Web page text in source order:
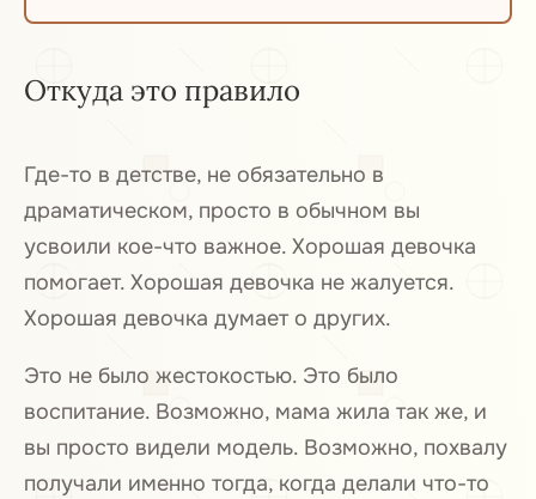
Откуда это правило
Где-то в детстве, не обязательно в
драматическом, просто в обычном вы
усвоили кое-что важное. Хорошая девочка
помогает. Хорошая девочка не жалуется.
Хорошая девочка думает о других.
Это не было жестокостью. Это было
воспитание. Возможно, мама жила так же, и
вы просто видели модель. Возможно, похвалу
получали именно тогда, когда делали что-то